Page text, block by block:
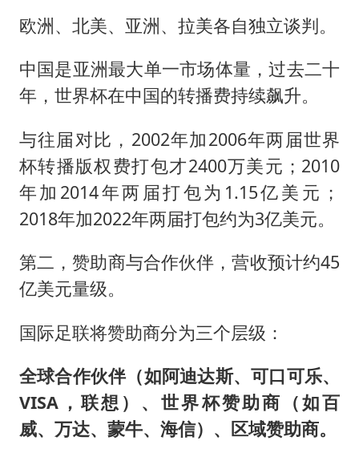
欧洲、北美、亚洲、拉美各自独立谈判。
中国是亚洲最大单一市场体量，过去二十
年，世界杯在中国的转播费持续飙升。
与往届对比，2002年加2006年两届世界
杯转播版权费打包才2400万美元；2010
年加2014年两届打包为1.15亿美元；
2018年加2022年两届打包约为3亿美元。
第二，赞助商与合作伙伴，营收预计约45
亿美元量级。
国际足联将赞助商分为三个层级：
全球合作伙伴（如阿迪达斯、可口可乐、
VISA，联想）、世界杯赞助商（如百
威、万达、蒙牛、海信）、区域赞助商。